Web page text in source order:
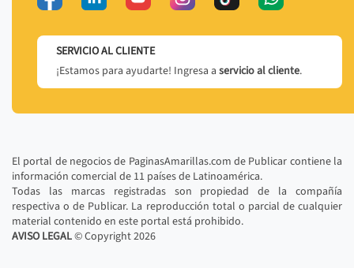
SERVICIO AL CLIENTE
¡Estamos para ayudarte! Ingresa a servicio al cliente.
El portal de negocios de PaginasAmarillas.com de Publicar contiene la
información comercial de 11 países de Latinoamérica.
Todas las marcas registradas son propiedad de la compañía
respectiva o de Publicar. La reproducción total o parcial de cualquier
material contenido en este portal está prohibido.
AVISO LEGAL© Copyright2026